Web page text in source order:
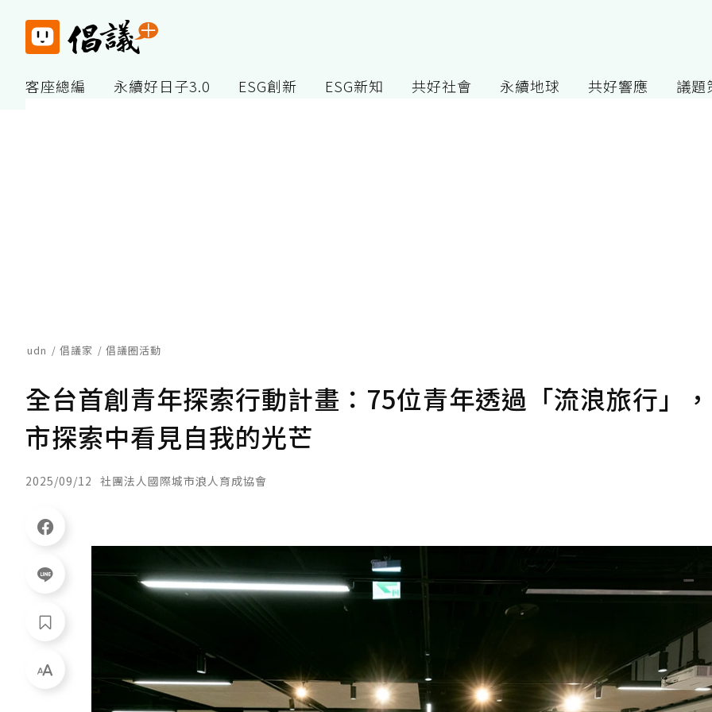
客座總編 永續好日子3.0 ESG創新 ESG新知 共好社會 永續地球 共好響應 議題
udn 倡議家 倡議圈活動
全台首創青年探索行動計畫：75位青年透過「流浪旅行」
市探索中看見自我的光芒
2025/09/12 社團法人國際城市浪人育成協會